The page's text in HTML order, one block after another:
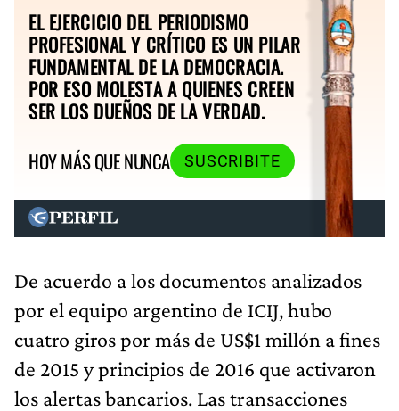
EL EJERCICIO DEL PERIODISMO
PROFESIONAL Y CRÍTICO ES UN PILAR
FUNDAMENTAL DE LA DEMOCRACIA.
POR ESO MOLESTA A QUIENES CREEN
SER LOS DUEÑOS DE LA VERDAD.
HOY MÁS QUE NUNCA
SUSCRIBITE
De acuerdo a los documentos analizados
por el equipo argentino de ICIJ, hubo
cuatro giros por más de US$1 millón a fines
de 2015 y principios de 2016 que activaron
los alertas bancarios. Las transacciones